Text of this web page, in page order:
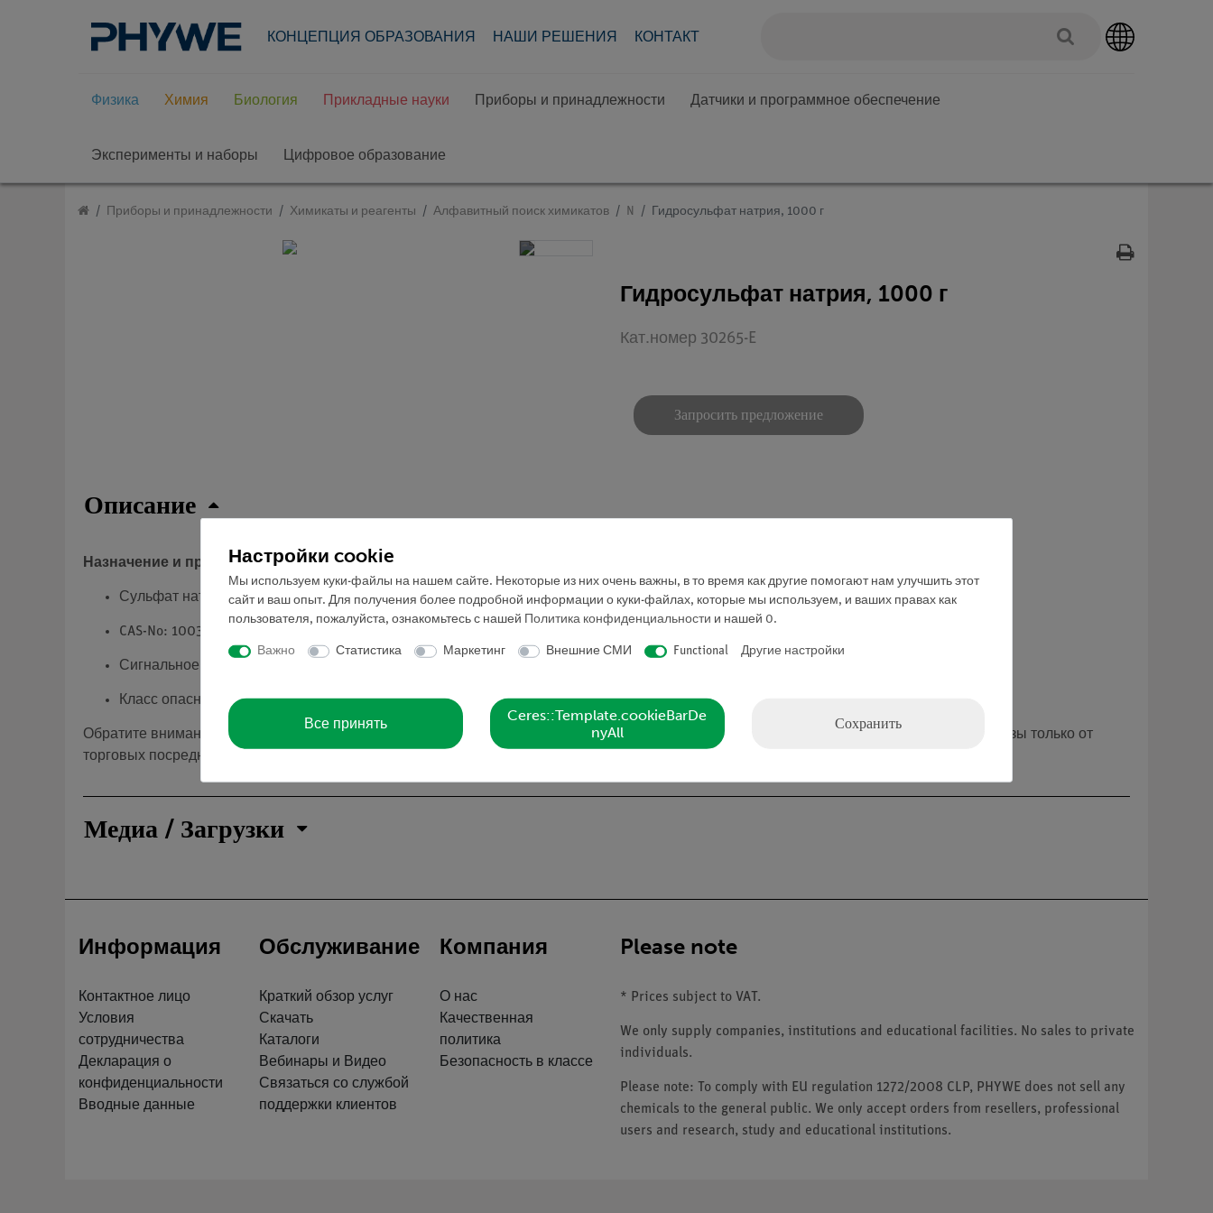
КОНЦЕПЦИЯ ОБРАЗОВАНИЯ НАШИ РЕШЕНИЯ КОНТАКТ
Физика Химия Биология Прикладные науки Приборы и принадлежности Датчики и программное обеспечение
Эксперименты и наборы Цифровое образование
Приборы и принадлежности Химикаты и реагенты Алфавитный поиск химикатов N Гидросульфат натрия, 1000 г
Гидросульфат натрия, 1000 г
Кат.номер 30265-E
Запросить предложение
Описание
Назначение и применение
Сульфат натрия гидроген
CAS-No: 10034-88-5
Сигнальное слово: Опасность
Класс опасности: 3.3
Обратите внимание: в соответствии с регламентом ЕС 1272/2008 CLP, PHYWE не продает химикаты широкой публике. Мы принимаем заказы только от
торговых посредников, профессиональных пользователей и научно-исследовательских, учебных и образовательных учреждений
Медиа / Загрузки
Информация
Контактное лицо
Условия
сотрудничества
Декларация о
конфиденциальности
Вводные данные
Обслуживание
Краткий обзор услуг
Скачать
Каталоги
Вебинары и Видео
Связаться со службой
поддержки клиентов
Компания
О нас
Качественная
политика
Безопасность в классе
Please note
* Prices subject to VAT.
We only supply companies, institutions and educational facilities. No sales to private
individuals.
Please note: To comply with EU regulation 1272/2008 CLP, PHYWE does not sell any
chemicals to the general public. We only accept orders from resellers, professional
users and research, study and educational institutions.
Настройки cookie
Мы используем куки-файлы на нашем сайте. Некоторые из них очень важны, в то время как другие помогают нам улучшить этот
сайт и ваш опыт. Для получения более подробной информации о куки-файлах, которые мы используем, и ваших правах как
пользователя, пожалуйста, ознакомьтесь с нашей
Политика конфиденциальности и нашей 0.
Важно Статистика Маркетинг Внешние СМИ Functional Другие настройки
Все принять
Ceres::Template.cookieBarDe
nyAll
Сохранить